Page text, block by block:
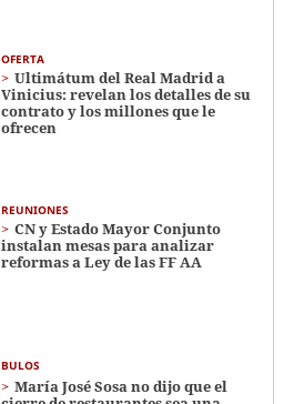
OFERTA
Ultimátum del Real Madrid a
Vinicius: revelan los detalles de su
contrato y los millones que le
ofrecen
REUNIONES
CN y Estado Mayor Conjunto
instalan mesas para analizar
reformas a Ley de las FF AA
BULOS
María José Sosa no dijo que el